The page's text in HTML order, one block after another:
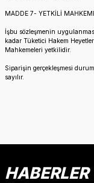
MADDE 7- YETKİLİ
İşbu sözleşmenin
kadar Tüketici Hakem
Mahkemeleri yetkilidir.
Siparişin gerçekleşmesi
sayılır.